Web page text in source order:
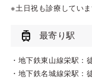
※土日祝も診療していま
最寄り駅
地下鉄東山線栄駅：
地下鉄名城線栄駅：